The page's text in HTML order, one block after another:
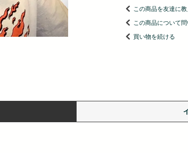
この商品を友達に
この商品について
買い物を続ける